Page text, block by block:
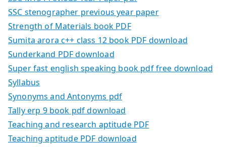
SSC stenographer previous year paper
Strength of Materials book PDF
Sumita arora c++ class 12 book PDF download
Sunderkand PDF download
Super fast english speaking book pdf free download
Syllabus
Synonyms and Antonyms pdf
Tally erp 9 book pdf download
Teaching and research aptitude PDF
Teaching aptitude PDF download